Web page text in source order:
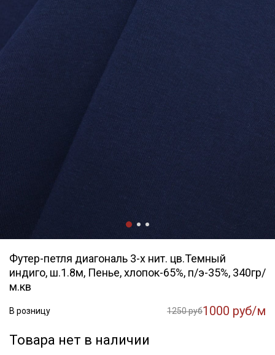
Футер-петля диагональ 3-х нит. цв.Темный
индиго, ш.1.8м, Пенье, хлопок-65%, п/э-35%, 340гр/
м.кв
В розницу 1250 руб1000 руб/м
Товара нет в наличии